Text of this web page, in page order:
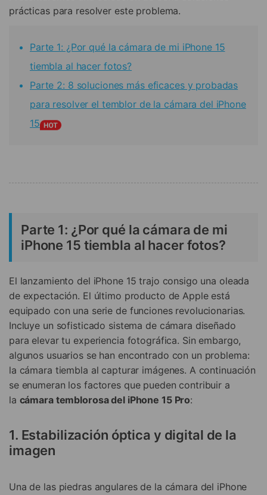
prácticas para resolver este problema.
Parte 1: ¿Por qué la cámara de mi iPhone 15
tiembla al hacer fotos?
Parte 2: 8 soluciones más eficaces y probadas
para resolver el temblor de la cámara del iPhone
15
Parte 1: ¿Por qué la cámara de mi
iPhone 15 tiembla al hacer fotos?
El lanzamiento del iPhone 15 trajo consigo una oleada
de expectación. El último producto de Apple está
equipado con una serie de funciones revolucionarias.
Incluye un sofisticado sistema de cámara diseñado
para elevar tu experiencia fotográfica. Sin embargo,
algunos usuarios se han encontrado con un problema:
la cámara tiembla al capturar imágenes. A continuación
se enumeran los factores que pueden contribuir a
la cámara temblorosa del iPhone 15 Pro:
1. Estabilización óptica y digital de la
imagen
Una de las piedras angulares de la cámara del iPhone